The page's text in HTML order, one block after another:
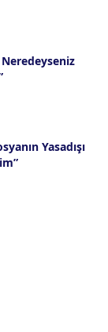
Yasadışı